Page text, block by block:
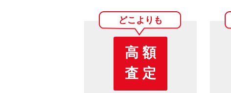
どこよりも
高 額
査 定